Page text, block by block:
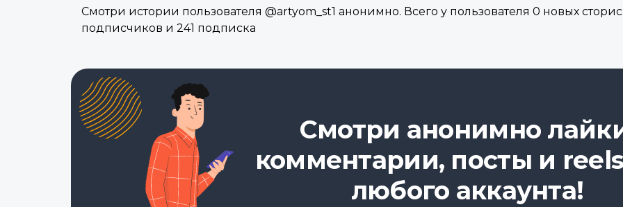
Смотри истории пользователя @artyom_st1 анонимно. Всего у пользователя 0 новых
подписчиков и 241 подписка
Смотри анонимно
комментарии, посты и
любого аккаунта!